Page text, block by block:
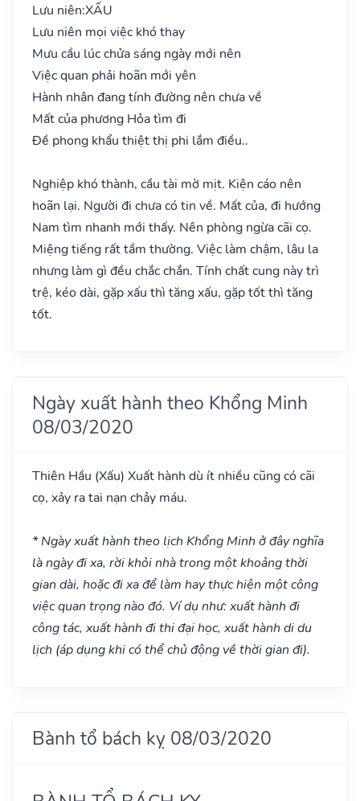
Lưu niên:XẤU
Lưu niên mọi việc khó thay
Mưu cầu lúc chửa sáng ngày mới nên
Việc quan phải hoãn mới yên
Hành nhân đang tính đường nên chưa về
Mất của phương Hỏa tìm đi
Đề phong khẩu thiệt thị phi lắm điều..
Nghiệp khó thành, cầu tài mờ mịt. Kiện cáo nên
hoãn lại. Người đi chưa có tin về. Mất của, đi hướng
Nam tìm nhanh mới thấy. Nên phòng ngừa cãi cọ.
Miệng tiếng rất tầm thường. Việc làm chậm, lâu la
nhưng làm gì đều chắc chắn. Tính chất cung này trì
trệ, kéo dài, gặp xấu thì tăng xấu, gặp tốt thì tăng
tốt.
Ngày xuất hành theo Khổng Minh
08/03/2020
Thiên Hầu (Xấu) Xuất hành dù ít nhiều cũng có cãi
cọ, xảy ra tai nạn chảy máu.
* Ngày xuất hành theo lịch Khổng Minh ở đây nghĩa
là ngày đi xa, rời khỏi nhà trong một khoảng thời
gian dài, hoặc đi xa để làm hay thực hiện một công
việc quan trọng nào đó. Ví dụ như: xuất hành đi
công tác, xuất hành đi thi đại học, xuất hành di du
lịch (áp dụng khi có thể chủ động về thời gian đi).
Bành tổ bách kỵ 08/03/2020